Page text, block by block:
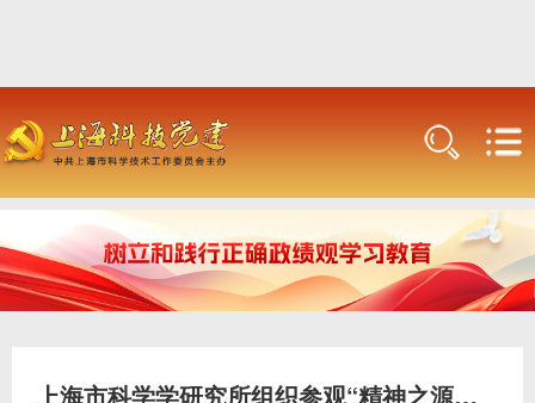
上海市科学学研究所组织参观“精神之源——文献中的伟...